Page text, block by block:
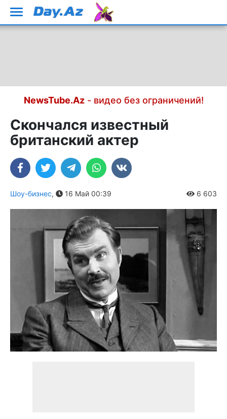
NewsTube.Az- видео без ограничений!
Скончался известный
британский актер
Шоу-бизнес, 16 Май 00:39 6 603